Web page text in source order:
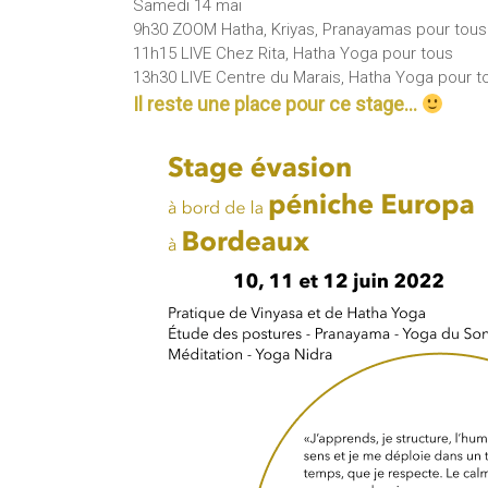
Samedi 14 mai
9h30 ZOOM Hatha, Kriyas, Pranayamas pour tous
11h15 LIVE Chez Rita, Hatha Yoga pour tous
13h30 LIVE Centre du Marais, Hatha Yoga pour
Il reste une place pour ce stage…